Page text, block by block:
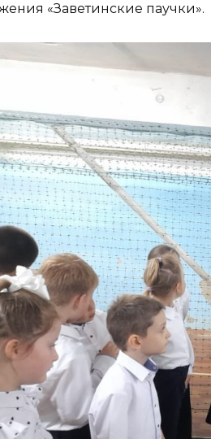
«Заветинские паучки».